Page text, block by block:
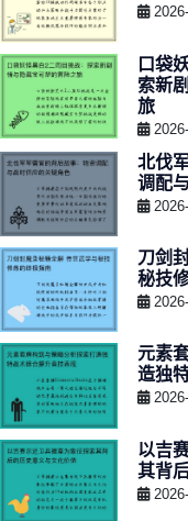
口袋
索新
旅
北伐
调配
刀剑
秘技
元素
造独
以吉
其背